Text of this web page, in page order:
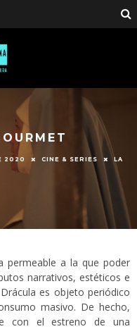
2020 CINE & SERIES
LA
permeable a la que poder
narrativos, estéticos e
es objeto periódico
masivo. De hecho,
con el estreno de una